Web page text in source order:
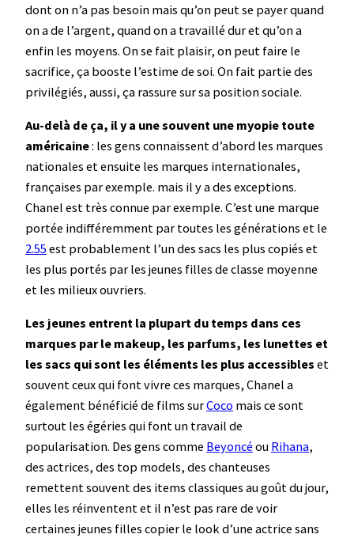
dont on n’a pas besoin mais qu’on peut se payer quand
on a de l’argent, quand on a travaillé dur et qu’on a
enfin les moyens. On se fait plaisir, on peut faire le
sacrifice, ça booste l’estime de soi. On fait partie des
privilégiés, aussi, ça rassure sur sa position sociale.
Au-delà de ça, il y a une souvent une myopie toute
américaine: les gens connaissent d’abord les marques
nationales et ensuite les marques internationales,
françaises par exemple. mais il y a des exceptions.
Chanel est très connue par exemple. C’est une marque
portée indifféremment par toutes les générations et le
2.55 est probablement l’un des sacs les plus copiés et
les plus portés par les jeunes filles de classe moyenne
et les milieux ouvriers.
Les jeunes entrent la plupart du temps dans ces
marques par le makeup, les parfums, les lunettes et
les sacs qui sont les éléments les plus accessibles et
souvent ceux qui font vivre ces marques, Chanel a
également bénéficié de films surCoco mais ce sont
surtout les égéries qui font un travail de
popularisation. Des gens comme Beyoncé ou Rihana,
des actrices, des top models, des chanteuses
remettent souvent des items classiques au goût du jour,
elles les réinventent et il n’est pas rare de voir
certaines jeunes filles copier le look d’une actrice sans